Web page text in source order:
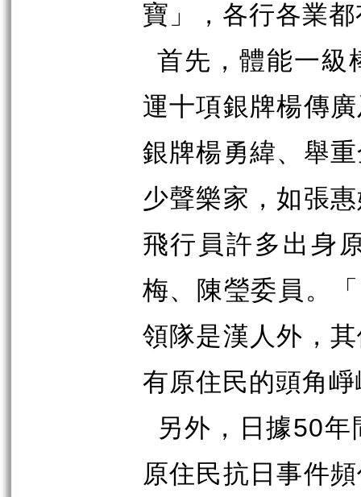
寶」，各行各業
首先，體能一級
運十項銀牌楊傳
銀牌楊勇緯、舉
少聲樂家，如張
飛行員許多出身
梅、陳瑩委員。「
領隊是漢人外，
有原住民的頭角
另外，日據50年
原住民抗日事件